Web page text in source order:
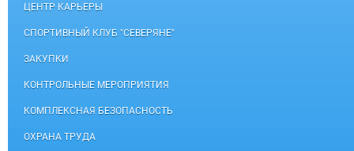
ЦЕНТР КАРЬЕРЫ
СПОРТИВНЫЙ КЛУБ "СЕВЕРЯНЕ"
ЗАКУПКИ
КОНТРОЛЬНЫЕ МЕРОПРИЯТИЯ
КОМПЛЕКСНАЯ БЕЗОПАСНОСТЬ
ОХРАНА ТРУДА